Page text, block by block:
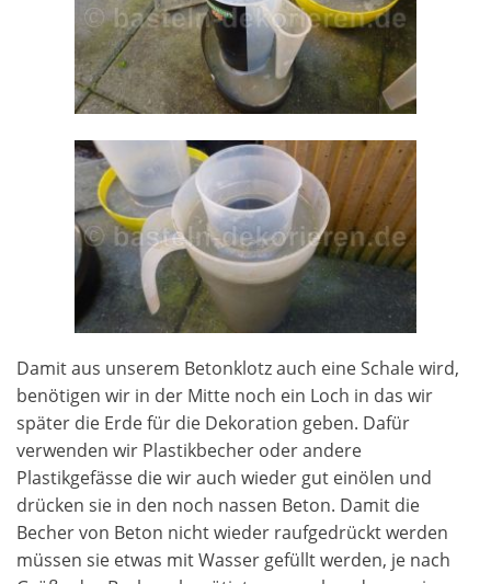
Damit aus unserem Betonklotz auch eine Schale wird,
benötigen wir in der Mitte noch ein Loch in das wir
später die Erde für die Dekoration geben. Dafür
verwenden wir Plastikbecher oder andere
Plastikgefässe die wir auch wieder gut einölen und
drücken sie in den noch nassen Beton. Damit die
Becher von Beton nicht wieder raufgedrückt werden
müssen sie etwas mit Wasser gefüllt werden, je nach